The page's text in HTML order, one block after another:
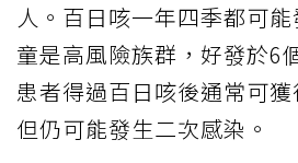
人。百日咳一年四季都可
童是高風險族群，好發於6
患者得過百日咳後通常可獲
但仍可能發生二次感染。